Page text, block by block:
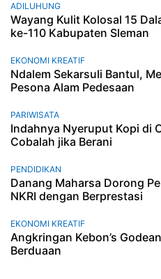
ADILUHUNG
Wayang Kulit Kolosal 15
ke-110 Kabupaten Sleman
EKONOMI KREATIF
Ndalem Sekarsuli Bantul,
Pesona Alam Pedesaan
PARIWISATA
Indahnya Nyeruput Kopi di
Cobalah jika Berani
PENDIDIKAN
Danang Maharsa Dorong
NKRI dengan Berprestasi
EKONOMI KREATIF
Angkringan Kebon’s
Berduaan